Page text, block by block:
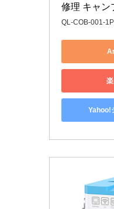
修理 キャン
QL-COB-001-
Yahoo!